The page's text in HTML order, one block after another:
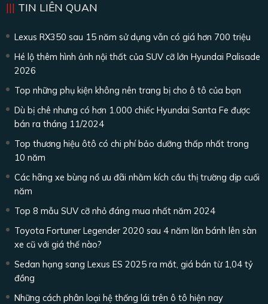
TIN LIÊN QUAN
Lexus RX350 sau 15 năm sử dụng vẫn có giá hơn 700 triệu
Hé lộ thêm hình ảnh nội thất của SUV cỡ lớn Hyundai Palisade
2026
Top những phụ kiện không nên trang bị cho ô tô của bạn
Dù bị chê nhưng có hơn 1.000 chiếc Hyundai Santa Fe được
bán ra tháng 11/2024
Top thương hiệu ôtô có chi phí bảo dưỡng thấp nhất trong
10 năm
Các hãng xe bùng nổ ưu đãi nhằm kích cầu thị trường dịp cuối
năm
Top 8 mẫu SUV cỡ nhỏ đáng mua nhất năm 2024
Toyota Fortuner Legender 2020 sau 4 năm lăn bánh lên sàn
xe cũ với giá thế nào?
Sedan hạng sang Lexus ES 2025 ra mắt, giá bán từ 1,04 tỷ
đồng
Những cách phân loại hệ thống lái trên ô tô hiện nay